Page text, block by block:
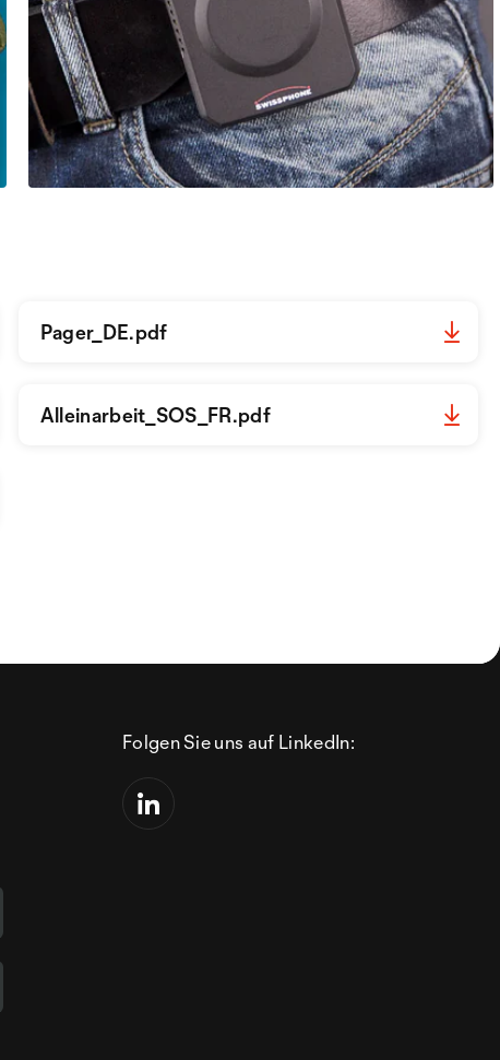
Pager_DE.pdf
Alleinarbeit_SOS_FR.pdf
Folgen Sie uns auf LinkedIn: